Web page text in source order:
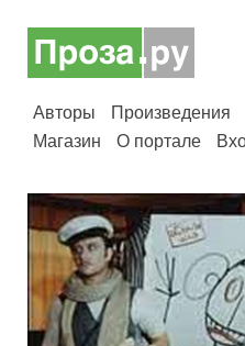
Авторы Произведения
Магазин
О портале